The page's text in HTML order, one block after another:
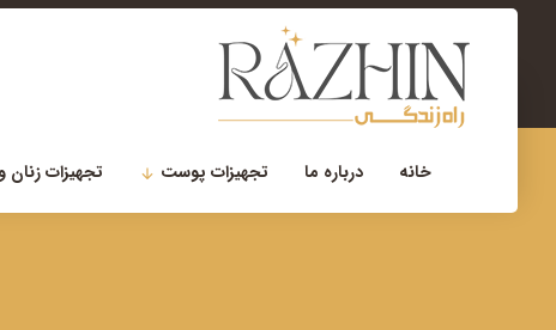
۰۲۱-۲۲۹۰۰۷۵۶
خانه درباره ما تجهیزات پوست تجهیزات زنان